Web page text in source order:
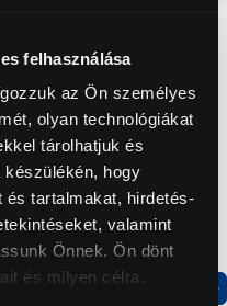
felhasználása
az Ön személyes
olyan technológiákat
tárolhatjuk és
készülékén, hogy
tartalmakat, hirdetés-
valamint
Önnek. Ön dönt
és milyen célra.